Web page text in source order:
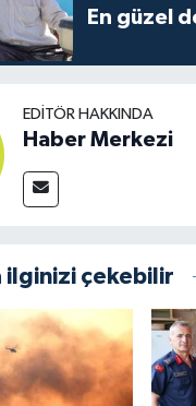
En güzel
EDITÖR HAKKINDA
Haber Merkezi
ilginizi çekebilir